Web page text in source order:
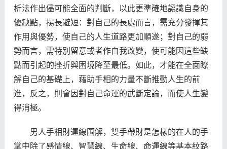
析法作出儘可能全面的判斷，以此更準確地認識自身的
優缺點，揚長避短：對自己的長處而言，需充分發揮其
作用與優勢，使自己的人生道路更加順遂；對自己的弱
勢而言，需特別留意或者作自我改變，使可能因這些缺
點而引起的挫折與困境降至最低。如此，才能在全面瞭
解自己的基礎上，藉助手相的力量不斷推動人生的前
進，反之，則會因對自己命運的武斷定論，而使人生變
得消極。
男人手相財運線圖解，雙手帶財是怎樣的在人的手
掌中除了感情線、智慧線、生命線、命運線等基本紋路